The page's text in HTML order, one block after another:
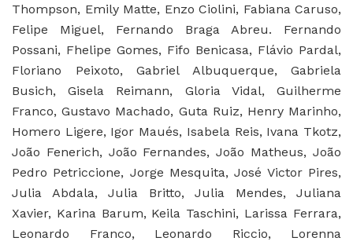
Thompson, Emily Matte, Enzo Ciolini, Fabiana Caruso,
Felipe Miguel, Fernando Braga Abreu. Fernando
Possani, Fhelipe Gomes, Fifo Benicasa, Flávio Pardal,
Floriano Peixoto, Gabriel Albuquerque, Gabriela
Busich, Gisela Reimann, Gloria Vidal, Guilherme
Franco, Gustavo Machado, Guta Ruiz, Henry Marinho,
Homero Ligere, Igor Maués, Isabela Reis, Ivana Tkotz,
João Fenerich, João Fernandes, João Matheus, João
Pedro Petriccione, Jorge Mesquita, José Victor Pires,
Julia Abdala, Julia Britto, Julia Mendes, Juliana
Xavier, Karina Barum, Keila Taschini, Larissa Ferrara,
Leonardo Franco, Leonardo Riccio, Lorenna